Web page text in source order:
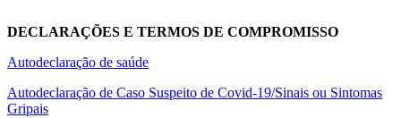
DECLARAÇÕES E TERMOS DE COMPROMISSO
Autodeclaração de saúde
Autodeclaração de Caso Suspeito de Covid-19/Sinais ou Sintomas
Gripais